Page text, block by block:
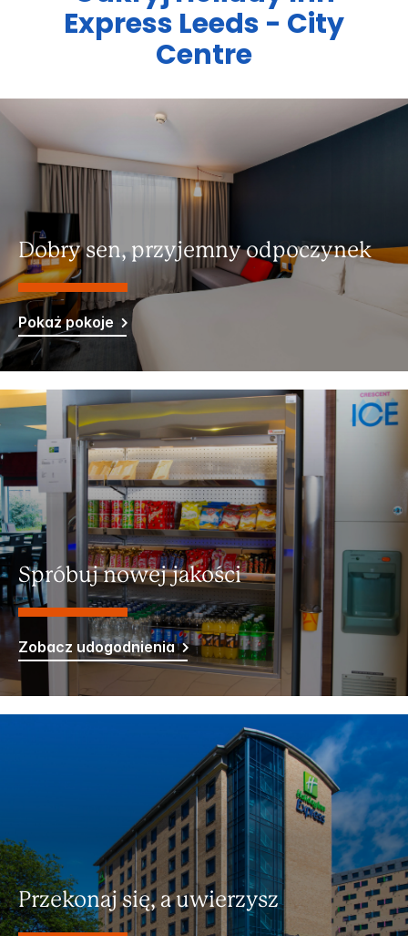
Express Leeds - City
Centre
Dobry sen, przyjemny odpoczynek
Pokaż pokoje
Spróbuj nowej jakości
Zobacz udogodnienia
Przekonaj się, a uwierzysz